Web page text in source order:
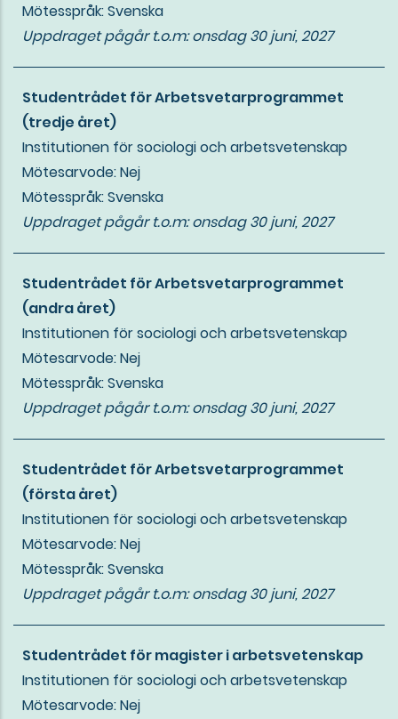
Mötesspråk: Svenska
Uppdraget pågår t.o.m:onsdag 30 juni, 2027
Studentrådet för Arbetsvetarprogrammet
(tredje året)
Institutionen för sociologi och arbetsvetenskap
Mötesarvode: Nej
Mötesspråk: Svenska
Uppdraget pågår t.o.m:onsdag 30 juni, 2027
Studentrådet för Arbetsvetarprogrammet
(andra året)
Institutionen för sociologi och arbetsvetenskap
Mötesarvode: Nej
Mötesspråk: Svenska
Uppdraget pågår t.o.m:onsdag 30 juni, 2027
Studentrådet för Arbetsvetarprogrammet
(första året)
Institutionen för sociologi och arbetsvetenskap
Mötesarvode: Nej
Mötesspråk: Svenska
Uppdraget pågår t.o.m:onsdag 30 juni, 2027
Studentrådet för magister i arbetsvetenskap
Institutionen för sociologi och arbetsvetenskap
Mötesarvode: Nej